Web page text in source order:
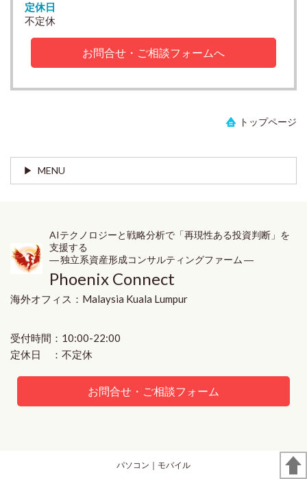
定休日
不定休
お問合せ・ご相談フォームへ
トップページ
MENU
AIテクノロジーと戦略分析で「再現性ある投資判断」を
支援する
― 独立系資産形成コンサルティングファーム ―
Phoenix Connect
海外オフィス： Malaysia Kuala Lumpur
受付時間：10:00-22:00
定休日 ：不定休
お問合せ・ご相談フォーム
パソコン ｜モバイル